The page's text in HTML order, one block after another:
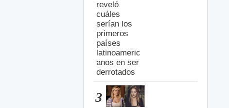
reveló
cuáles
serían los
primeros
países
latinoameric
anos en ser
derrotados
3